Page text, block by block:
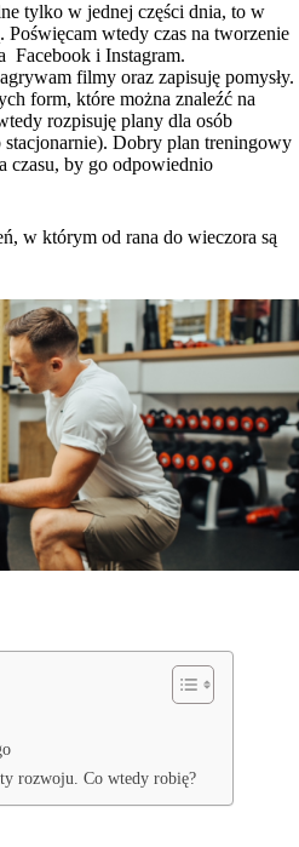
tylko w jednej części dnia, to w
Poświęcam wtedy czas na tworzenie
Facebook i Instagram.
filmy oraz zapisuję pomysły.
form, które można znaleźć na
rozpisuję plany dla osób
Dobry plan treningowy
czasu, by go odpowiednio
w którym od rana do wieczora są
rozwoju. Co wtedy robię?